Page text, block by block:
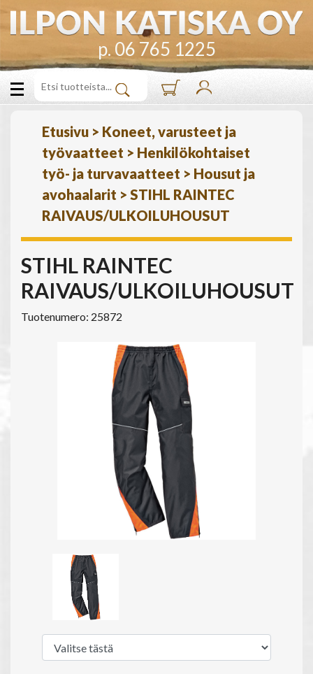
p. 06 765 1225
Etusivu > Koneet, varusteet ja
työvaatteet > Henkilökohtaiset
työ- ja turvavaatteet > Housut ja
avohaalarit > STIHL RAINTEC
RAIVAUS/ULKOILUHOUSUT
STIHL RAINTEC
RAIVAUS/ULKOILUHOUSUT
Tuotenumero: 25872